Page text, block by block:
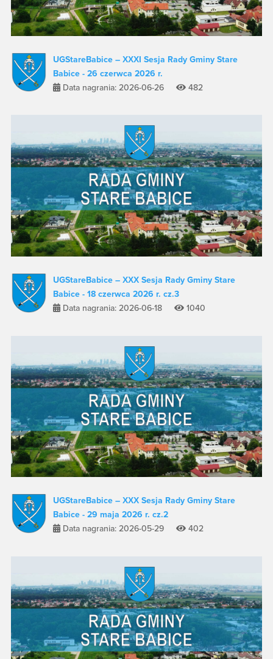
UGStareBabice – XXXI Sesja Rady Gminy Stare
Babice - 26 czerwca 2026 r.
Data nagrania: 2026-06-26
482
UGStareBabice – XXX Sesja Rady Gminy Stare
Babice - 18 czerwca 2026 r. cz.3
Data nagrania: 2026-06-18
1040
UGStareBabice – XXX Sesja Rady Gminy Stare
Babice - 29 maja 2026 r. cz.2
Data nagrania: 2026-05-29
402